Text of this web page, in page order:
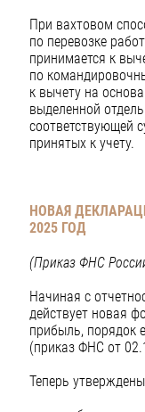
При вахтовом
по перевозке
принимается к
по
к вычету на
выделенной
соответствующей
принятых к учету.
НОВАЯ
2025 ГОД
(Приказ ФНС
Начиная с
действует новая
прибыль, порядок
(приказ ФНС от
Теперь